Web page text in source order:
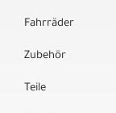
Fahrräder
Zubehör
Teile